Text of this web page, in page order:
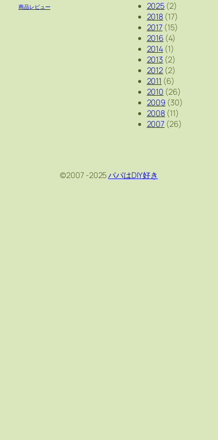
商品レビュー 2025 (2)
2018 (17)
2017 (15)
2016 (4)
2014 (1)
2013 (2)
2012 (2)
2011 (6)
2010 (26)
2009 (30)
2008 (11)
2007 (26)
©2007 -2025パパはDIY好き